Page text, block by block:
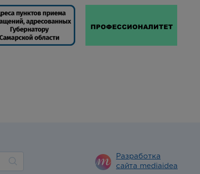
Разработка
сайта mediaidea